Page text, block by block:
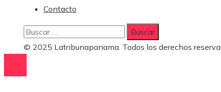
Contacto
Buscar:
© 2025 Latribunapanama. Todos los derechos